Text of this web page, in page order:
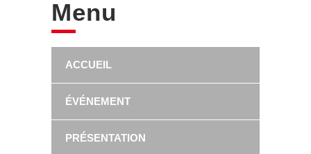
Menu
ACCUEIL
ÉVÉNEMENT
PRÉSENTATION